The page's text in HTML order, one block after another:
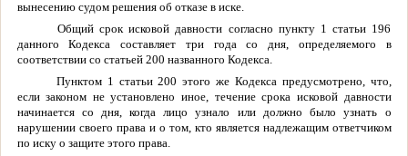
вынесению судом решения об отказе в иске.
Общий срок исковой давности согласно пункту 1 статьи 196
данного Кодекса составляет три года со дня, определяемого в
соответствии со статьей 200 названного Кодекса.
Пунктом 1 статьи 200 этого же Кодекса предусмотрено, что,
если законом не установлено иное, течение срока исковой давности
начинается со дня, когда лицо узнало или должно было узнать о
нарушении своего права и о том, кто является надлежащим ответчиком
по иску о защите этого права.